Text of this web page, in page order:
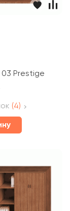
Prestige
(4)